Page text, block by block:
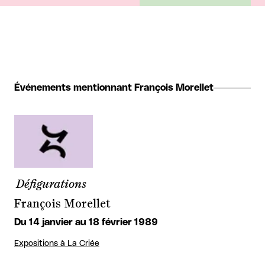
Événements mentionnant François Morellet
Défigurations
François Morellet
Du 14 janvier au 18 février 1989
Expositions à La Criée